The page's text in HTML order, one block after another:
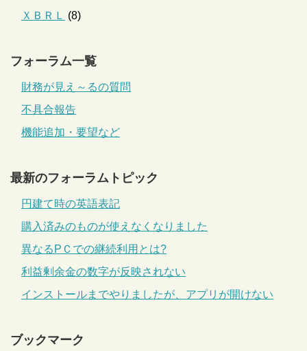
ＸＢＲＬ (8)
フォーラム一覧
財務が見え～るの質問
不具合報告
機能追加・要望など
最新のフォーラムトピック
円建て時の英語表記
購入済みのものが使えなくなりました
異なるPＣでの継続利用とは?
利益剰余金の数字が反映されない
インストールまでやりましたが、アプリが開けない
ブックマーク